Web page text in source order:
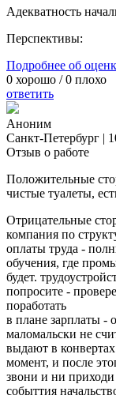
Адекватность
Перспективы:
Подробнее об
0 хорошо /0 плохо
ответить
Аноним
Санкт-Петербург |
Отзыв о работе
Положительные
чистые туалеты,
Отрицательные
компания по
оплаты труда -
обучения, где
будет.
попросите -
поработать
в плане зарплаты -
маломальски не
выдают в
момент, и после
звони и ни
событтия